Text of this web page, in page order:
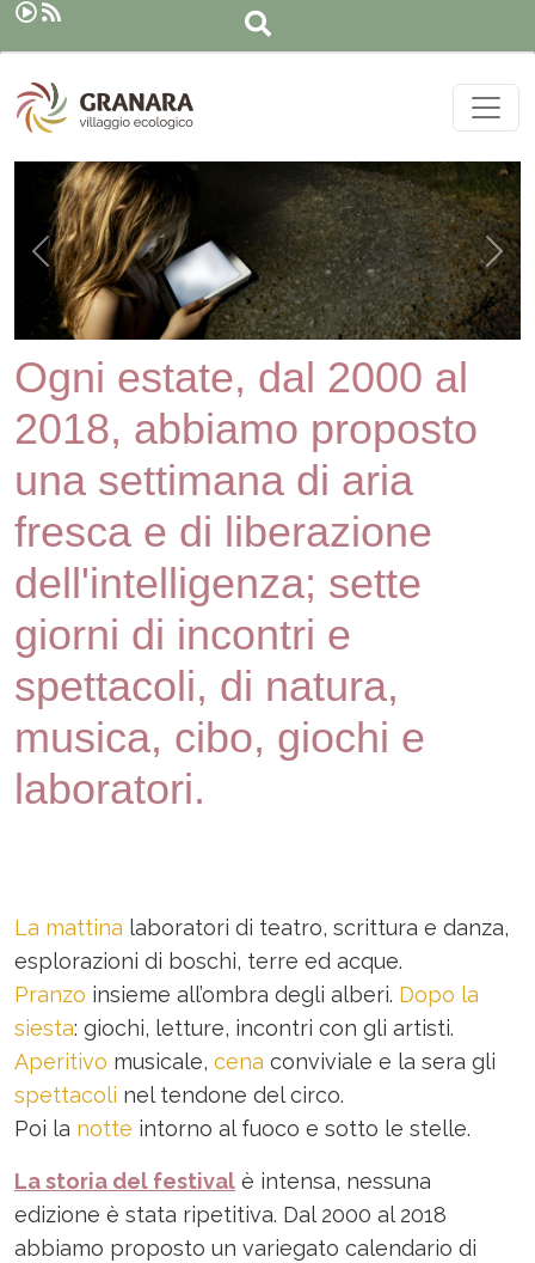
Salta al contenuto principale
Precedente
Ogni estate, dal 2000 al
2018, abbiamo proposto
una settimana di aria
fresca e di liberazione
dell'intelligenza; sette
giorni di incontri e
spettacoli, di natura,
musica, cibo, giochi e
laboratori.
La mattina laboratori di teatro, scrittura e danza,
esplorazioni di boschi, terre ed acque.
Pranzo insieme all’ombra degli alberi. Dopo la
siesta: giochi, letture, incontri con gli artisti.
Aperitivo musicale, cena conviviale e la sera gli
spettacoli nel tendone del circo.
Poi la notte intorno al fuoco e sotto le stelle.
La storia del festival è intensa, nessuna
edizione è stata ripetitiva. Dal 2000 al 2018
abbiamo proposto un variegato calendario di